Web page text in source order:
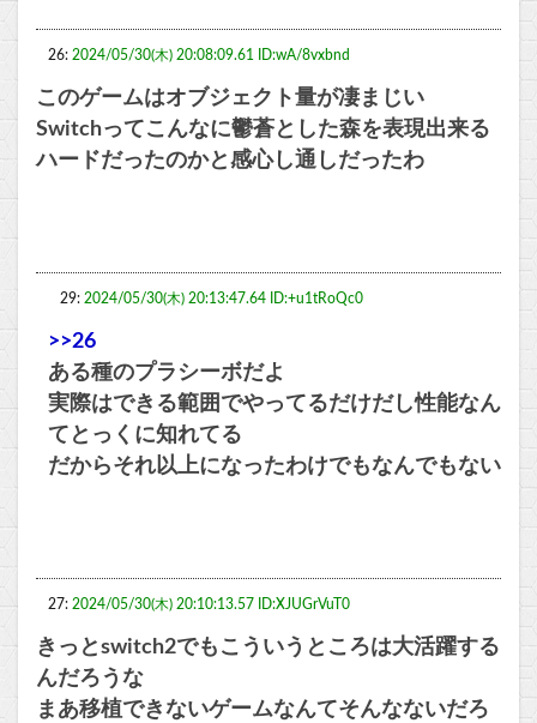
26: 2024/05/30(木) 20:08:09.61 ID:wA/8vxbnd
このゲームはオブジェクト量が凄まじい
Switchってこんなに鬱蒼とした森を表現出来る
ハードだったのかと感心し通しだったわ
29: 2024/05/30(木) 20:13:47.64 ID:+u1tRoQc0
>>26
ある種のプラシーボだよ
実際はできる範囲でやってるだけだし性能なん
てとっくに知れてる
だからそれ以上になったわけでもなんでもない
27: 2024/05/30(木) 20:10:13.57 ID:XJUGrVuT0
きっとswitch2でもこういうところは大活躍する
んだろうな
まあ移植できないゲームなんてそんなないだろ